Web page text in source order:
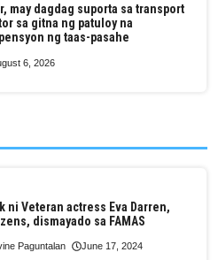
may dagdag suporta sa transport
sa gitna ng patuloy na
ng taas-pasahe
6, 2026
ni Veteran actress Eva Darren,
dismayado sa FAMAS
Paguntalan June 17, 2024